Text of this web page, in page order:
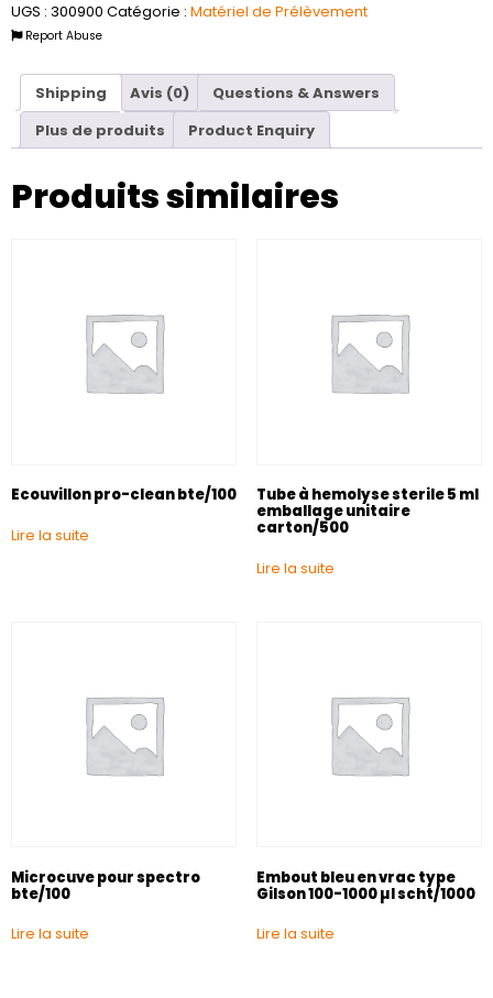
UGS : 300900 Catégorie : Matériel de Prélèvement
Report Abuse
Shipping Avis (0)
Questions & Answers
Plus de produits
Product Enquiry
Produits similaires
Ecouvillon pro-clean bte/100
Lire la suite
Tube à hemolyse sterile 5 ml
emballage unitaire
carton/500
Lire la suite
Microcuve pour spectro
bte/100
Lire la suite
Embout bleu en vrac type
Gilson 100-1000 µl scht/1000
Lire la suite